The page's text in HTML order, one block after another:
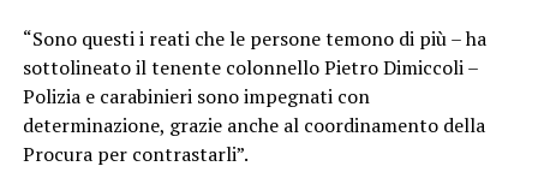
“Sono questi i reati che le persone temono di più – ha
sottolineato il tenente colonnello Pietro Dimiccoli –
Polizia e carabinieri sono impegnati con
determinazione, grazie anche al coordinamento della
Procura per contrastarli”.